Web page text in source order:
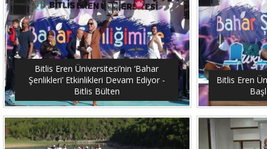
Bitlis Eren Üniversitesi’nin ‘Bahar
Şenlikleri’ Etkinlikleri Devam Ediyor -
Bitlis Bülten
Bitlis Eren